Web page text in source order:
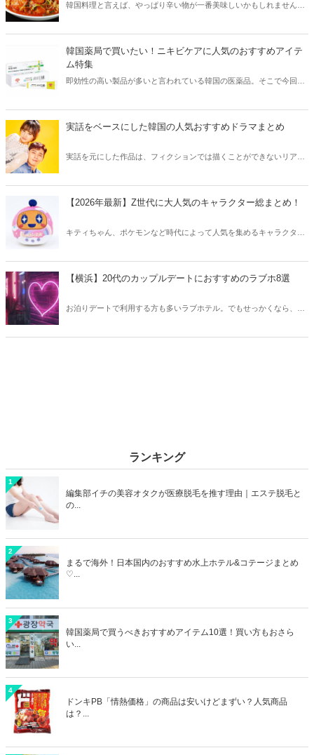
韓国料理と言えば、やっぱり辛い物が一番美味しいかもしれません。
方も必見です。
韓国薬局で買いたい！ニキビケアに人気のおすすめアイテ
ム特集
即効性の高い製品が多いと言われている韓国の医薬品。そこで今回は
う。
実話をベースにした韓国の人気おすすめドラマまとめ
実話を元にした作品は、フィクションでは描くことができないリアル
【2026年最新】Z世代に大人気のキャラクター総まとめ！
キティちゃん、ポケモンなど時代によって人気を集めるキャラクター
クしてみましょう。
【横浜】20代のカップルデートにおすすめのラブホ8選
お泊りデートで利用する方も多いラブホテル。でもせっかくなら、キ
ランキング
1
編集部イチの美容オタクが医療脱毛を推す理由｜エステ脱毛と
の...
2
まるで海外！日本国内のおすすめ水上ホテル&コテージまとめ
♡...
3
韓国薬局で買うべきおすすめアイテム10選！買い方もおさら
い...
4
ドンキPB「情熱価格」の商品は安いけどまずい？人気商品
は？...